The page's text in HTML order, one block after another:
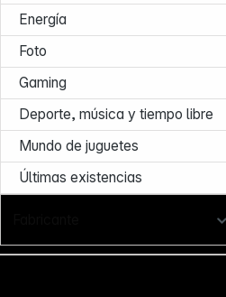
Energía
Foto
Gaming
Deporte, música y tiempo libre
Mundo de juguetes
Últimas existencias